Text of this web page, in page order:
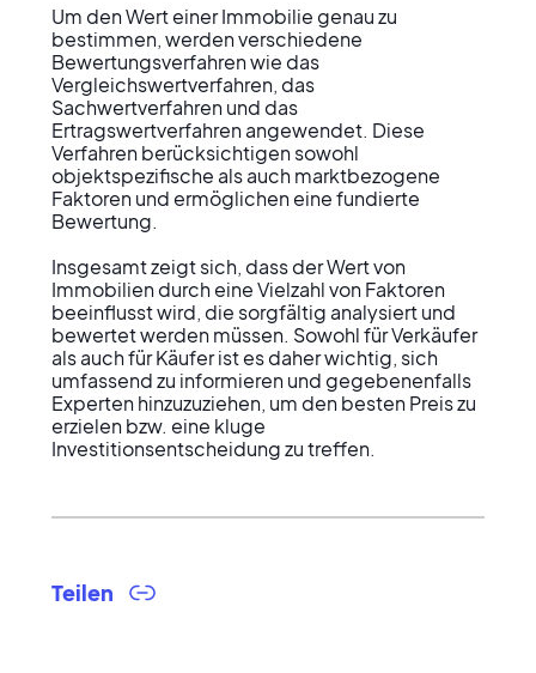
Um den Wert einer Immobilie genau zu
bestimmen, werden verschiedene
Bewertungsverfahren wie das
Vergleichswertverfahren, das
Sachwertverfahren und das
Ertragswertverfahren angewendet. Diese
Verfahren berücksichtigen sowohl
objektspezifische als auch marktbezogene
Faktoren und ermöglichen eine fundierte
Bewertung.
Insgesamt zeigt sich, dass der Wert von
Immobilien durch eine Vielzahl von Faktoren
beeinflusst wird, die sorgfältig analysiert und
bewertet werden müssen. Sowohl für Verkäufer
als auch für Käufer ist es daher wichtig, sich
umfassend zu informieren und gegebenenfalls
Experten hinzuzuziehen, um den besten Preis zu
erzielen bzw. eine kluge
Investitionsentscheidung zu treffen.
Teilen